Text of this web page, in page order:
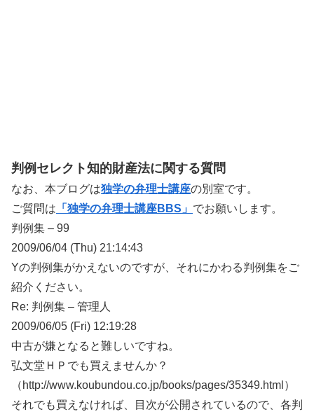
判例セレクト知的財産法に関する質問
なお、本ブログは独学の弁理士講座の別室です。
ご質問は 「独学の弁理士講座BBS」 でお願いします。
判例集 – 99
2009/06/04 (Thu) 21:14:43
Yの判例集がかえないのですが、それにかわる判例集をご
紹介ください。
Re: 判例集 – 管理人
2009/06/05 (Fri) 12:19:28
中古が嫌となると難しいですね。
弘文堂ＨＰでも買えませんか？
（http://www.koubundou.co.jp/books/pages/35349.html）
それでも買えなければ、目次が公開されているので、各判